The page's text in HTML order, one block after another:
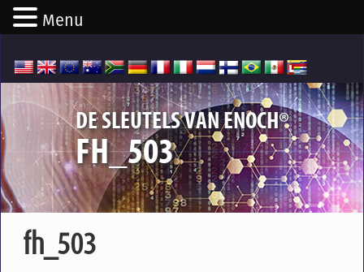
DE SLEUTELS VAN ENOCH®
FH_503
fh_503
Menu